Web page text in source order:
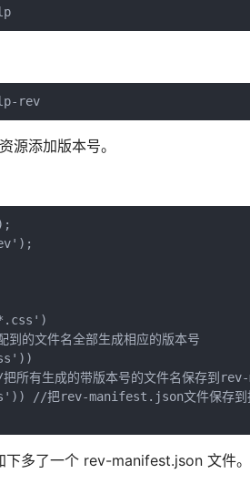
rev
源添加版本号。
的文件名全部生成相应的版本号
有生成的带版本号的文件名保存到
//把rev-manifest.json文件保存到
多了一个 rev-manifest.json 文件。